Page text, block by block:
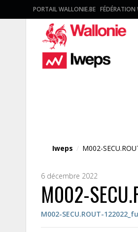
PORTAIL WALLONIE.BE FÉDÉRATION
Iweps / M002-
6 décembre 2022
M002-
M002-SECU.ROUT-